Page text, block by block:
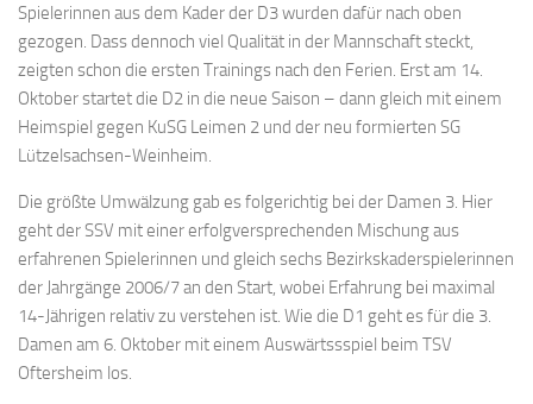
Spielerinnen aus dem Kader der D3 wurden dafür nach oben
gezogen. Dass dennoch viel Qualität in der Mannschaft steckt,
zeigten schon die ersten Trainings nach den Ferien. Erst am 14.
Oktober startet die D2 in die neue Saison – dann gleich mit einem
Heimspiel gegen KuSG Leimen 2 und der neu formierten SG
Lützelsachsen-Weinheim.
Die größte Umwälzung gab es folgerichtig bei der Damen 3. Hier
geht der SSV mit einer erfolgversprechenden Mischung aus
erfahrenen Spielerinnen und gleich sechs Bezirkskaderspielerinnen
der Jahrgänge 2006/7 an den Start, wobei Erfahrung bei maximal
14-Jährigen relativ zu verstehen ist. Wie die D1 geht es für die 3.
Damen am 6. Oktober mit einem Auswärtssspiel beim TSV
Oftersheim los.